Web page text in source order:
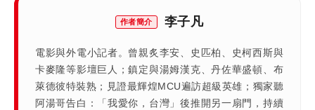
作者簡介 李子凡
電影與外電小記者。曾親炙李安、史匹柏、史柯西斯與
卡麥隆等影壇巨人；鎮定與湯姆漢克、丹佐華盛頓、布
萊德彼特裝熟；見證最輝煌MCU遍訪超級英雄；獨家聽
阿湯哥告白：「我愛你，台灣」後推開另一扇門，持續